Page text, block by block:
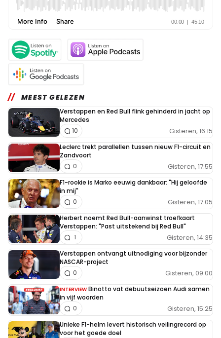
MEEST GELEZEN
Verstappen en Red Bull flink gehinderd in jacht op
Mercedes
Gisteren, 16:15
10
Leclerc trekt parallellen tussen nieuw F1-circuit en
Zandvoort
Gisteren, 17:55
0
F1-rookie is Marko eeuwig dankbaar: "Hij geloofde
in mij"
Gisteren, 17:05
0
Herbert noemt Red Bull-aanwinst troefkaart
Verstappen: "Past uitstekend bij Red Bull"
Gisteren, 14:35
1
Verstappen ontvangt uitnodiging voor bijzonder
NASCAR-project
Gisteren, 09:00
0
INTERVIEW Binotto vat debuutseizoen Audi samen
in vijf woorden
Gisteren, 15:25
0
Unieke F1-helm levert historisch veilingrecord op
voor het goede doel